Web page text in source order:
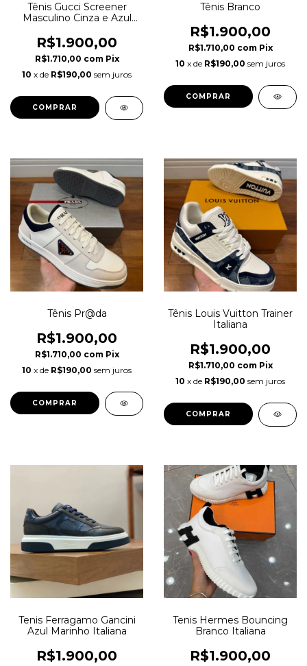
Tênis Gucci Screener
Masculino Cinza e Azul
R$1.900,00
R$1.710,00 com Pix
10 x de R$190,00 sem juros
COMPRAR
Tênis Branco
R$1.900,00
R$1.710,00 com Pix
10 x de R$190,00 sem juros
COMPRAR
Tênis Pr@da
R$1.900,00
R$1.710,00 com Pix
10 x de R$190,00 sem juros
COMPRAR
Tênis Louis Vuitton Trainer
Italiana
R$1.900,00
R$1.710,00 com Pix
10 x de R$190,00 sem juros
COMPRAR
Tenis Ferragamo Gancini
Azul Marinho Italiana
R$1.900,00
Tenis Hermes Bouncing
Branco Italiana
R$1.900,00